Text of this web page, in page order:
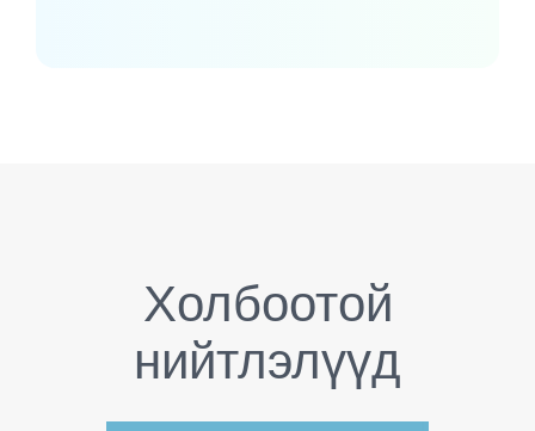
Холбоотой
нийтлэлүүд